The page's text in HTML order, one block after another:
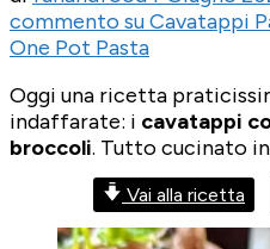
commento su Cavatappi
One Pot Pasta
Oggi una ricetta
indaffarate: i cavatappi
broccoli. Tutto cucinato in
Vai alla ricetta